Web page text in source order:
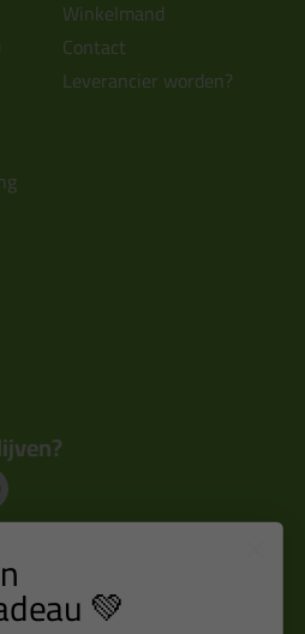
Winkelmand
Contact
Leverancier worden?
deals rechtstreeks in je
💚